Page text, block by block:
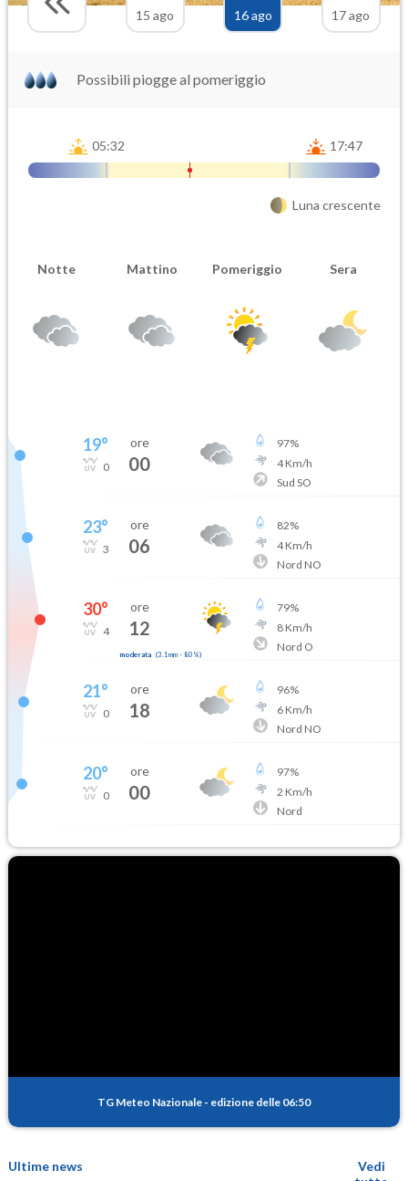
15 ago
16 ago
17 ago
Possibili piogge al pomeriggio
05:32 17:47
Luna crescente
Notte Mattino Pomeriggio Sera
19°
0
ore
00
97%
4Km/h
Sud SO
23°
3
ore
06
82%
4Km/h
Nord NO
30°
4
ore
12
moderata (3.1mm- 80 %)
79%
8Km/h
Nord O
21°
0
ore
18
96%
6Km/h
Nord NO
20°
0
ore
00
97%
2 Km/h
Nord
TG Meteo Nazionale - edizione delle 06:50
Ultime news
Vedi